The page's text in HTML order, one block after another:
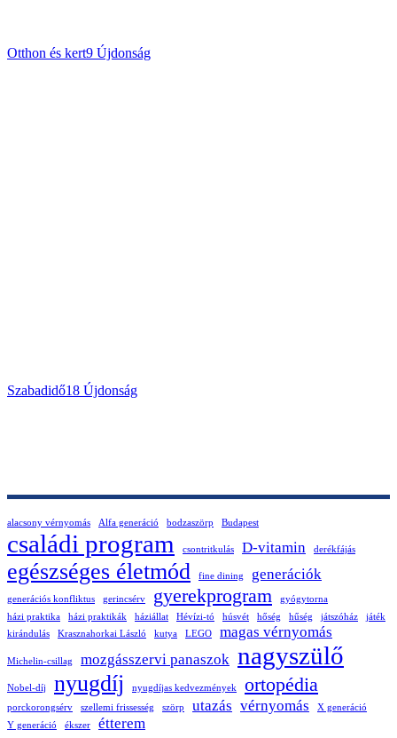
Otthon és kert9 Újdonság
Szabadidő18 Újdonság
alacsony vérnyomás Alfa generáció bodzaszörp Budapest
családi program csontritkulás D-vitamin derékfájás
egészséges életmód fine dining generációk
generációs konfliktus gerincsérv gyerekprogram
gyógytorna
házi praktika
házi praktikák háziállat Hévízi-tó húsvét hőség hűség játszóház
játék
kirándulás
Krasznahorkai László kutya LEGO magas vérnyomás
Michelin-csillag mozgásszervi panaszok nagyszülő
Nobel-díj nyugdíj nyugdíjas kedvezmények ortopédia
porckorongsérv szellemi frissesség szörp utazás vérnyomás
X generáció
Y generáció
ékszer étterem